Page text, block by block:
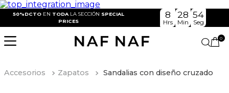
50%DCTO EN TODA LA SECCIÓN SPECIAL
PRICES
8
Hrs
28
Min
54
Seg
0
Accesorios Zapatos Sandalias con diseño cruzado